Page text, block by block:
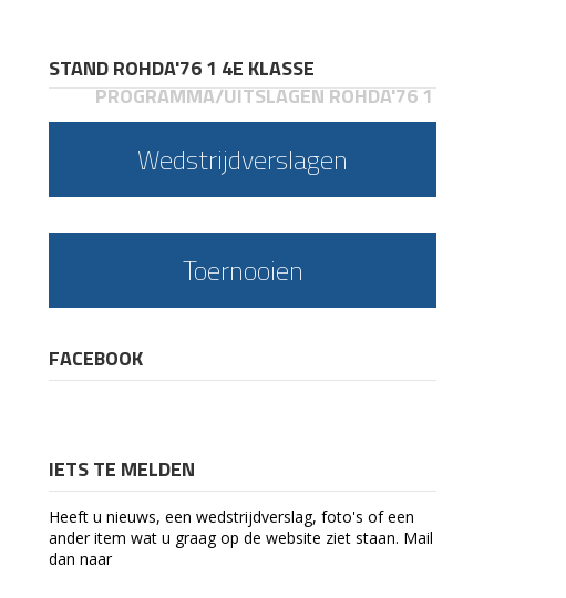
STAND ROHDA'76 1 4E KLASSE
PROGRAMMA/UITSLAGEN ROHDA'76 1
Wedstrijdverslagen
Toernooien
FACEBOOK
IETS TE MELDEN
Heeft u nieuws, een wedstrijdverslag, foto's of een
ander item wat u graag op de website ziet staan. Mail
dan naar